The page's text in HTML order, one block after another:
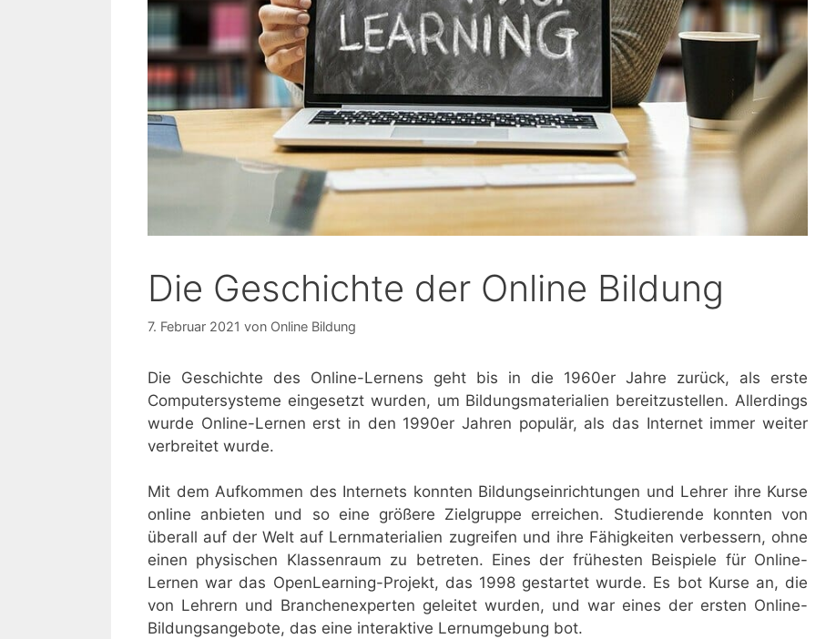
Die Geschichte der Online Bildung
7. Februar 2021 von Online Bildung
Die Geschichte des Online-Lernens geht bis in die 1960er Jahre zurück, als erste
Computersysteme eingesetzt wurden, um Bildungsmaterialien bereitzustellen. Allerdings
wurde Online-Lernen erst in den 1990er Jahren populär, als das Internet immer weiter
verbreitet wurde.
Mit dem Aufkommen des Internets konnten Bildungseinrichtungen und Lehrer ihre Kurse
online anbieten und so eine größere Zielgruppe erreichen. Studierende konnten von
überall auf der Welt auf Lernmaterialien zugreifen und ihre Fähigkeiten verbessern, ohne
einen physischen Klassenraum zu betreten. Eines der frühesten Beispiele für Online-
Lernen war das OpenLearning-Projekt, das 1998 gestartet wurde. Es bot Kurse an, die
von Lehrern und Branchenexperten geleitet wurden, und war eines der ersten Online-
Bildungsangebote, das eine interaktive Lernumgebung bot.